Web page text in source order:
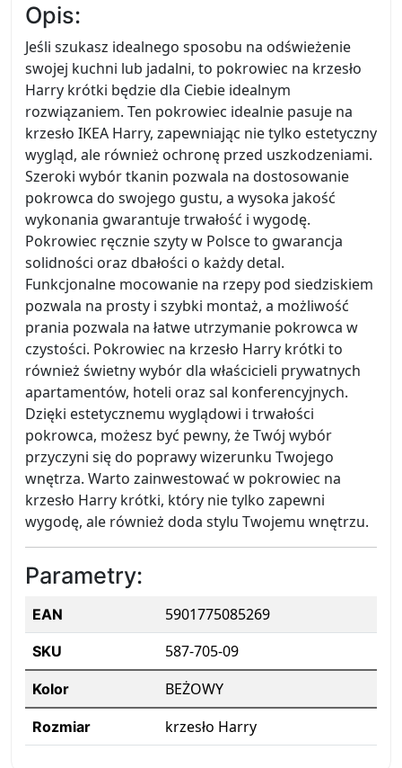
Opis:
Jeśli szukasz idealnego sposobu na odświeżenie
swojej kuchni lub jadalni, to pokrowiec na krzesło
Harry krótki będzie dla Ciebie idealnym
rozwiązaniem. Ten pokrowiec idealnie pasuje na
krzesło IKEA Harry, zapewniając nie tylko estetyczny
wygląd, ale również ochronę przed uszkodzeniami.
Szeroki wybór tkanin pozwala na dostosowanie
pokrowca do swojego gustu, a wysoka jakość
wykonania gwarantuje trwałość i wygodę.
Pokrowiec ręcznie szyty w Polsce to gwarancja
solidności oraz dbałości o każdy detal.
Funkcjonalne mocowanie na rzepy pod siedziskiem
pozwala na prosty i szybki montaż, a możliwość
prania pozwala na łatwe utrzymanie pokrowca w
czystości. Pokrowiec na krzesło Harry krótki to
również świetny wybór dla właścicieli prywatnych
apartamentów, hoteli oraz sal konferencyjnych.
Dzięki estetycznemu wyglądowi i trwałości
pokrowca, możesz być pewny, że Twój wybór
przyczyni się do poprawy wizerunku Twojego
wnętrza. Warto zainwestować w pokrowiec na
krzesło Harry krótki, który nie tylko zapewni
wygodę, ale również doda stylu Twojemu wnętrzu.
Parametry:
EAN 5901775085269
SKU 587-705-09
Kolor BEŻOWY
Rozmiar krzesło Harry